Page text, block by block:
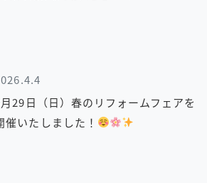
29日（日）春のリフォームフェアを
催いたしました！